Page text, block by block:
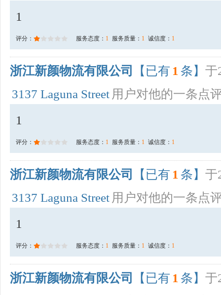
1
评分： 服务态度： 1 服务质量： 1 诚信度： 1
浙江新颜物流有限公司 【已有 1 条】 于
3137 Laguna Street 用户对他的一条点
1
评分： 服务态度： 1 服务质量： 1 诚信度： 1
浙江新颜物流有限公司 【已有 1 条】 于
3137 Laguna Street 用户对他的一条点
1
评分： 服务态度： 1 服务质量： 1 诚信度： 1
浙江新颜物流有限公司 【已有 1 条】 于